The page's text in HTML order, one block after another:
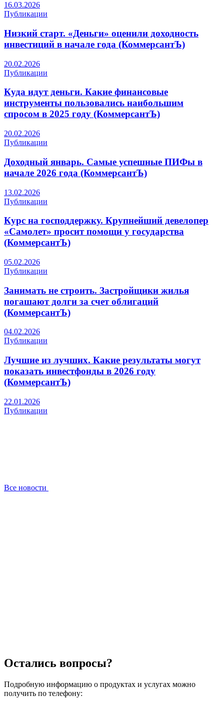
16.03.2026
Публикации
Низкий старт. «Деньги» оценили доходность
инвестиций в начале года (КоммерсантЪ)
20.02.2026
Публикации
Куда идут деньги. Какие финансовые
инструменты пользовались наибольшим
спросом в 2025 году (КоммерсантЪ)
20.02.2026
Публикации
Доходный январь. Самые успешные ПИФы в
начале 2026 года (КоммерсантЪ)
13.02.2026
Публикации
Курс на господдержку. Крупнейший девелопер
«Самолет» просит помощи у государства
(КоммерсантЪ)
05.02.2026
Публикации
Занимать не строить. Застройщики жилья
погашают долги за счет облигаций
(КоммерсантЪ)
04.02.2026
Публикации
Лучшие из лучших. Какие результаты могут
показать инвестфонды в 2026 году
(КоммерсантЪ)
22.01.2026
Публикации
Все новости
Остались вопросы?
Подробную информацию о продуктах и услугах можно
получить по телефону: